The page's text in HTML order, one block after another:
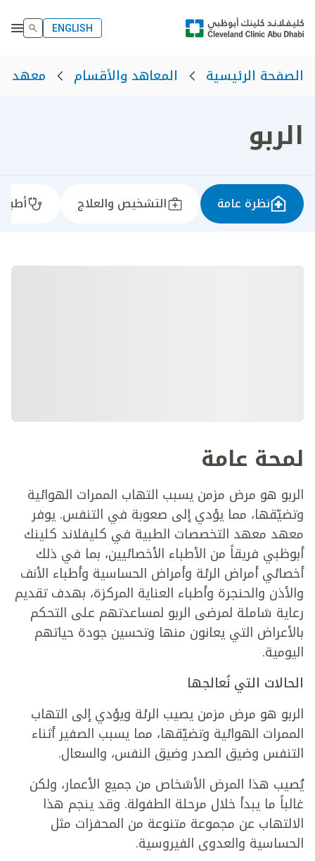
ENGLISH
الصفحة الرئيسية المعاهد والأقسام معهد
الربو
نظرة عامة التشخيص والعلاج
لمحة عامة
الربو هو مرض مزمن يسبب التهاب الممرات الهوائية
وتضيّقها، مما يؤدي إلى صعوبة في التنفس. يوفر
معهد معهد التخصصات الطبية في كليفلاند كلينك
أبوظبي فريقاً من الأطباء الأخصائيين، بما في ذلك
أخصائي أمراض الرئة وأمراض الحساسية وأطباء الأنف
والأذن والحنجرة وأطباء العناية المركزة، بهدف تقديم
رعاية شاملة لمرضى الربو لمساعدتهم على التحكم
بالأعراض التي يعانون منها وتحسين جودة حياتهم
اليومية.
الحالات التي نُعالجها
الربو هو مرض مزمن يصيب الرئة ويؤدي إلى التهاب
الممرات الهوائية وتضيّقها، مما يسبب الصفير أثناء
التنفس وضيق الصدر وضيق النفس، والسعال.
يُصيب هذا المرض الأشخاص من جميع الأعمار، ولكن
غالباً ما يبدأ خلال مرحلة الطفولة. وقد ينجم هذا
الالتهاب عن مجموعة متنوعة من المحفزات مثل
الحساسية والعدوى الفيروسية.